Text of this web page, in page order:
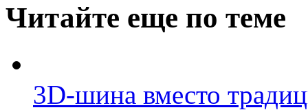
Читайте еще по теме
3D-шина вместо